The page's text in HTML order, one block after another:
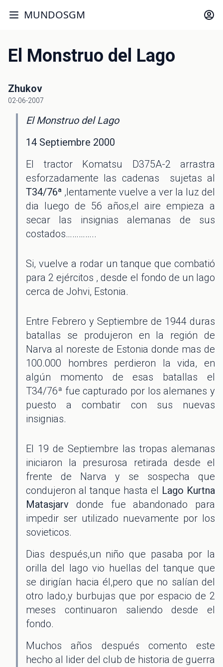
MUNDOSGM
El Monstruo del Lago
Zhukov
02-06-2007
El Monstruo del Lago
14 Septiembre 2000
El tractor Komatsu D375A-2 arrastra
esforzadamente las cadenas sujetas al
T34/76ª ,lentamente vuelve a ver la luz del
dia luego de 56 años,el aire empieza a
secar las insignias alemanas de sus
costados…………..
Si, vuelve a rodar un tanque que combatió
para 2 ejércitos , desde el fondo de un lago
cerca de Johvi, Estonia.
Entre Febrero y Septiembre de 1944 duras
batallas se produjeron en la región de
Narva al noreste de Estonia donde mas de
100.000 hombres perdieron la vida, en
algún momento de esas batallas el
T34/76ª fue capturado por los alemanes y
puesto a combatir con sus nuevas
insignias.
El 19 de Septiembre las tropas alemanas
iniciaron la presurosa retirada desde el
frente de Narva y se sospecha que
condujeron al tanque hasta el Lago Kurtna
Matasjarv donde fue abandonado para
impedir ser utilizado nuevamente por los
sovieticos.
Dias después,un niño que pasaba por la
orilla del lago vio huellas del tanque que
se dirigían hacia él,pero que no salían del
otro lado,y burbujas que por espacio de 2
meses continuaron saliendo desde el
fondo.
Muchos años después comento este
hecho al lider del club de historia de guerra